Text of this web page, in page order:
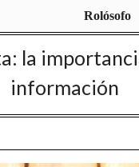
la
información
Rolósofo